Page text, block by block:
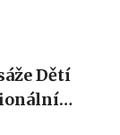
Dětí